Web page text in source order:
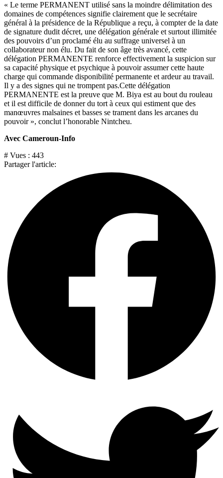
« Le terme PERMANENT utilisé sans la moindre délimitation des
domaines de compétences signifie clairement que le secrétaire
général à la présidence de la République a reçu, à compter de la date
de signature dudit décret, une délégation générale et surtout illimitée
des pouvoirs d’un proclamé élu au suffrage universel à un
collaborateur non élu. Du fait de son âge très avancé, cette
délégation PERMANENTE renforce effectivement la suspicion sur
sa capacité physique et psychique à pouvoir assumer cette haute
charge qui commande disponibilité permanente et ardeur au travail.
Il y a des signes qui ne trompent pas.Cette délégation
PERMANENTE est la preuve que M. Biya est au bout du rouleau
et il est difficile de donner du tort à ceux qui estiment que des
manœuvres malsaines et basses se trament dans les arcanes du
pouvoir », conclut l’honorable Nintcheu.
Avec Cameroun-Info
# Vues : 443
Partager l'article: